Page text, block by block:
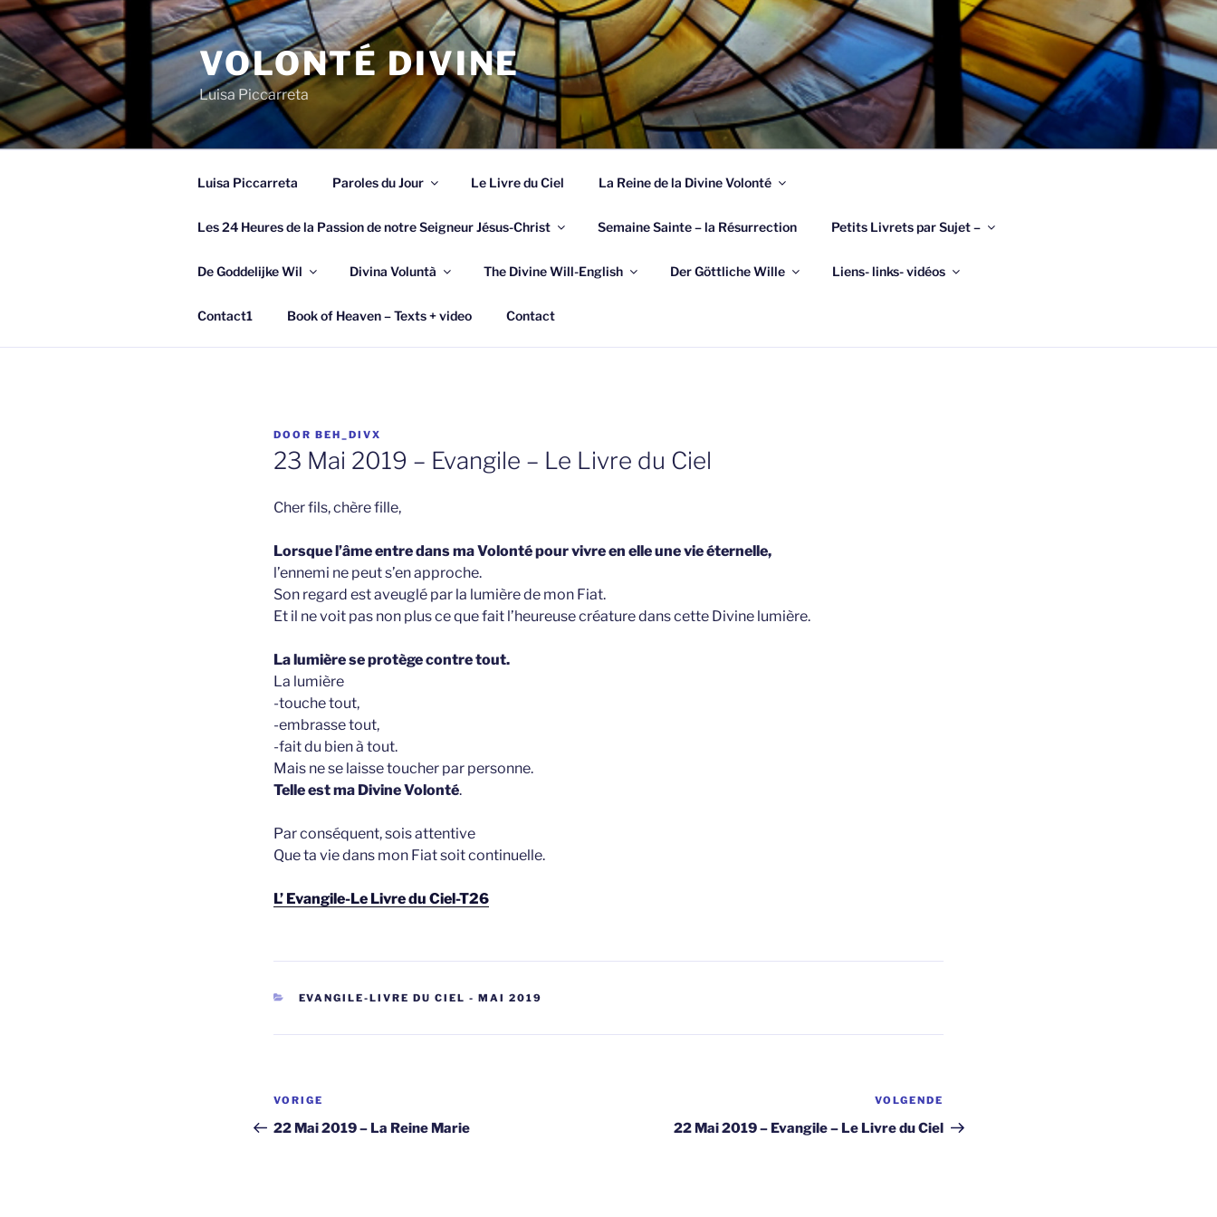
Spring
naar
de
inhoud
VOLONTÉ DIVINE
Luisa Piccarreta
Luisa Piccarreta Paroles du Jour Le Livre du Ciel La Reine de la Divine Volonté
Les 24 Heures de la Passion de notre Seigneur Jésus-Christ Semaine Sainte – la Résurrection Petits Livrets par Sujet –
De Goddelijke Wil Divina Voluntà The Divine Will-English Der Göttliche Wille Liens- links- vidéos
Contact1 Book of Heaven – Texts + video Contact
GEPLAATST
OP
DOOR BEH_DIVX
23 Mai 2019 – Evangile – Le Livre du Ciel
Cher fils, chère fille,
Lorsque l’âme entre dans ma Volonté pour vivre en elle une vie éternelle,
l’ennemi ne peut s’en approche.
Son regard est aveuglé par la lumière de mon Fiat.
Et il ne voit pas non plus ce que fait l’heureuse créature dans cette Divine lumière.
La lumière se protège contre tout.
La lumière
-touche tout,
-embrasse tout,
-fait du bien à tout.
Mais ne se laisse toucher par personne.
Telle est ma Divine Volonté.
Par conséquent, sois attentive
Que ta vie dans mon Fiat soit continuelle.
L’ Evangile-Le Livre du Ciel-T26
CATEGORIEËN
EVANGILE-LIVRE DU CIEL - MAI 2019
Berichtnavigatie
Vorig
bericht
VORIGE
22 Mai 2019 – La Reine Marie
bericht
VOLGENDE
22 Mai 2019 – Evangile – Le Livre du Ciel